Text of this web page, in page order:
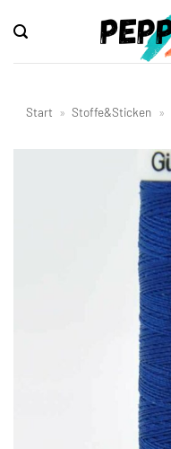
Inhalt
springen
Start » Stoffe&Sticken »